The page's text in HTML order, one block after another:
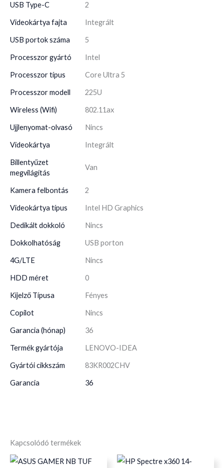
USB Type-C 2
Videokártya fajta Integrált
USB portok száma 5
Processzor gyártó Intel
Processzor típus Core Ultra 5
Processzor modell 225U
Wireless (Wifi) 802.11ax
Ujjlenyomat-olvasó Nincs
Videokártya Integrált
Billentyűzet
megvilágítás
Van
Kamera felbontás 2
Videokártya típus Intel HD Graphics
Dedikált dokkoló Nincs
Dokkolhatóság USB porton
4G/LTE Nincs
HDD méret 0
Kijelző Típusa Fényes
Copilot Nincs
Garancia (hónap) 36
Termék gyártója LENOVO-IDEA
Gyártói cikkszám 83KR002CHV
Garancia 36
Kapcsolódó termékek